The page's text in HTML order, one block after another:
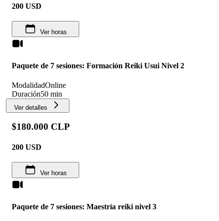
200 USD
Ver horas
Paquete de 7 sesiones: Formación Reiki Usui Nivel 2
ModalidadOnline
Duración50 min
Ver detalles
$180.000 CLP
200 USD
Ver horas
Paquete de 7 sesiones: Maestría reiki nivel 3